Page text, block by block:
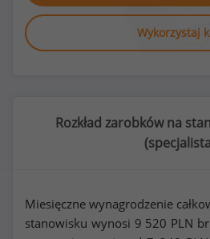
Wykorzystaj
Rozkład zarobków na
(specjalista
Miesięczne wynagrodzenie
stanowisku wynosi 9 520 PLN